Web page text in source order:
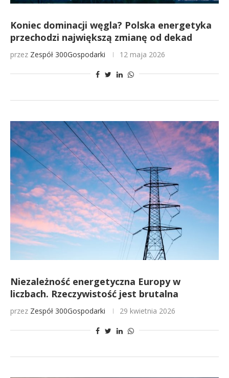
Koniec dominacji węgla? Polska energetyka
przechodzi największą zmianę od dekad
przez Zespół 300Gospodarki 12 maja 2026
Niezależność energetyczna Europy w
liczbach. Rzeczywistość jest brutalna
przez Zespół 300Gospodarki 29 kwietnia 2026